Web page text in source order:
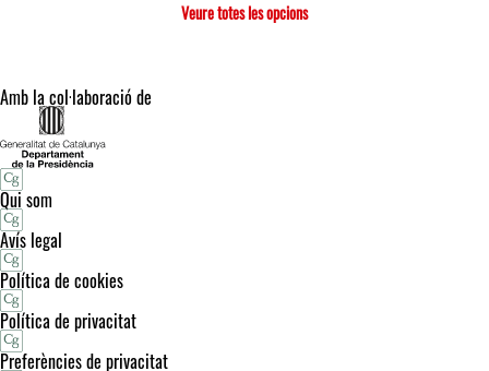
Veure totes les opcions
Amb la col·laboració de
Qui som
Avís legal
Política de cookies
Política de privacitat
Preferències de privacitat